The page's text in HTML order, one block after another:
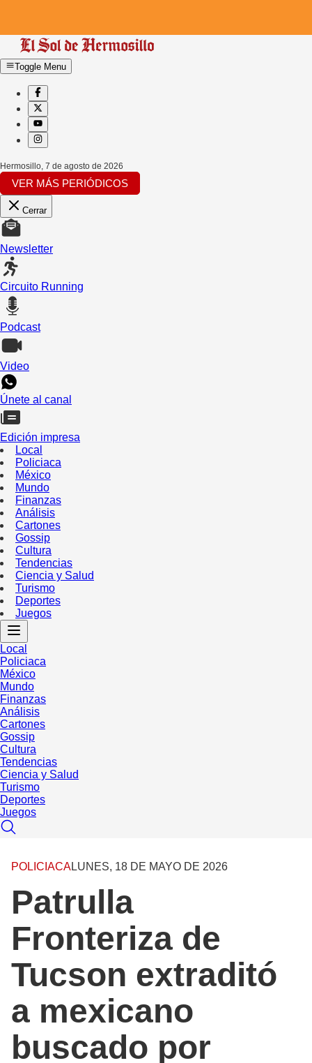
Toggle Menu
Hermosillo 7 de agosto de 2026
VER MÁS PERIÓDICOS
Cerrar
Newsletter
Circuito Running
Podcast
Video
Únete al canal
Edición impresa
Local
Policiaca
México
Mundo
Finanzas
Análisis
Cartones
Gossip
Cultura
Tendencias
Ciencia y Salud
Turismo
Deportes
Juegos
Local
Policiaca
México
Mundo
Finanzas
Análisis
Cartones
Gossip
Cultura
Tendencias
Ciencia y Salud
Turismo
Deportes
Juegos
POLICIACALUNES, 18 DE MAYO DE 2026
Patrulla
Fronteriza de
Tucson extraditó
a mexicano
buscado por